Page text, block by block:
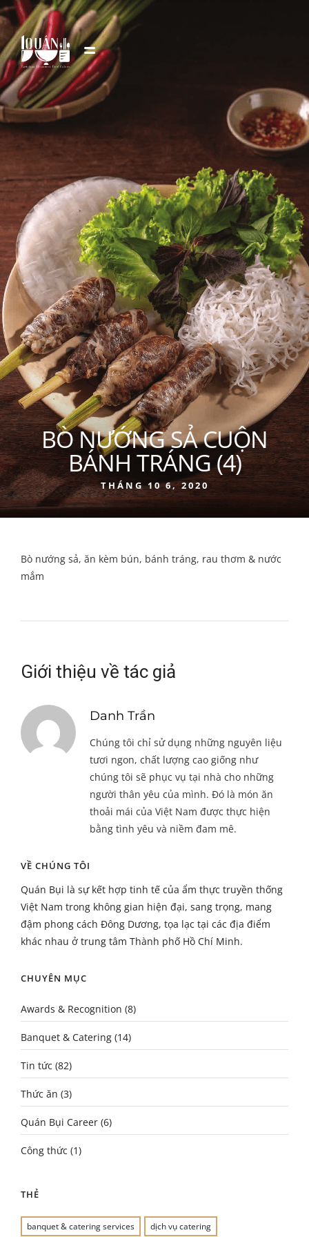
BÒ NƯỚNG SẢ CUỘN
BÁNH TRÁNG (4)
THÁNG 10 6, 2020
Bò nướng sả, ăn kèm bún, bánh tráng, rau thơm & nước
mắm
Giới thiệu về tác giả
Danh Trần
Chúng tôi chỉ sử dụng những nguyên liệu
tươi ngon, chất lượng cao giống như
chúng tôi sẽ phục vụ tại nhà cho những
người thân yêu của mình. Đó là món ăn
thoải mái của Việt Nam được thực hiện
bằng tình yêu và niềm đam mê.
VỀ CHÚNG TÔI
Quán Bụi là sự kết hợp tinh tế của ẩm thực truyền thống
Việt Nam trong không gian hiện đại, sang trọng, mang
đậm phong cách Đông Dương, tọa lạc tại các địa điểm
khác nhau ở trung tâm Thành phố Hồ Chí Minh.
CHUYÊN MỤC
Awards & Recognition (8)
Banquet & Catering (14)
Tin tức (82)
Thức ăn (3)
Quán Bụi Career (6)
Công thức (1)
THẺ
banquet & catering services dịch vụ catering